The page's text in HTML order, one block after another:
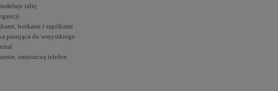
talię
botkami i szpilkami
pasująca do wszystkiego
zmieszczą telefon